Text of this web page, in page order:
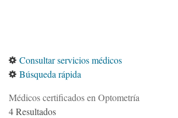
Consultar servicios médicos
Búsqueda rápida
Médicos certificados en Optometría
4 Resultados